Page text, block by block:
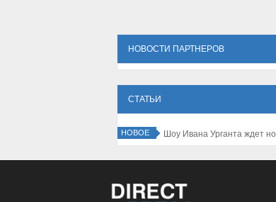
НОВОСТИ ПАРТНЕРОВ
СТАТЬИ
НОВОЕ
Директпресс - Датчане выделяют деньги на изучение трроллей